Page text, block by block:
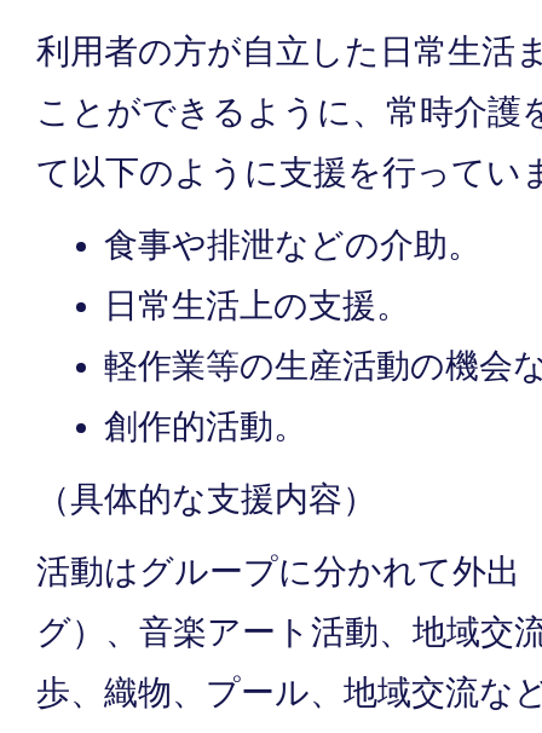
利用者の方が自立した日常生活
ことができるように、常時介護
て以下のように支援を行ってい
食事や排泄などの介助。
日常生活上の支援。
軽作業等の生産活動の機会
創作的活動。
（具体的な支援内容）
活動はグループに分かれて外出
グ）、音楽アート活動、地域交
歩、織物、プール、地域交流な